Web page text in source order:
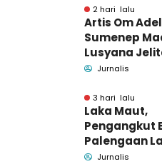
Barang Bukti
2 hari lalu
Artis Om
Sumenep
Lusyana
kecelakaan
Jurnalis
3 hari lalu
Laka Maut,
Pengangkut
Palengaan
Pamekasan
Jurnalis